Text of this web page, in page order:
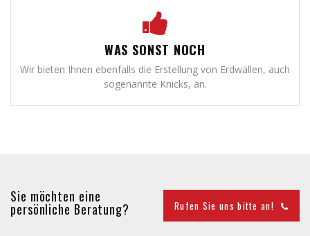
WAS SONST NOCH
Wir bieten Ihnen ebenfalls die Erstellung von Erdwällen, auch
sogenannte Knicks, an.
Sie möchten eine
persönliche Beratung? Rufen Sie uns bitte an!